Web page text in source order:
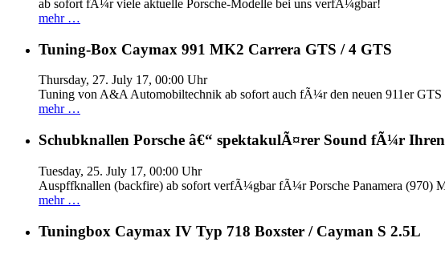
ab sofort fÃ¼r viele aktuelle Porsche-Modelle bei uns verfÃ¼gbar!
mehr …
Tuning-Box Caymax 991 MK2 Carrera GTS / 4 GTS
Thursday, 27. July 17, 00:00 Uhr
Tuning von A&A Automobiltechnik ab sofort auch fÃ¼r den neuen 911er GTS
mehr …
Schubknallen Porsche â€“ spektakulÃ¤rer Sound fÃ¼r
Tuesday, 25. July 17, 00:00 Uhr
Auspffknallen (backfire) ab sofort verfÃ¼gbar fÃ¼r Porsche Panamera
mehr …
Tuningbox Caymax IV Typ 718 Boxster / Cayman S 2.5L